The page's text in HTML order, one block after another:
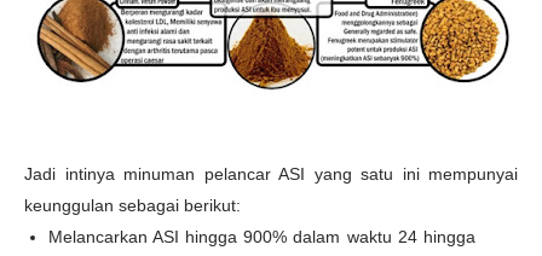
Jadi intinya minuman pelancar ASI yang satu ini mempunyai
keunggulan sebagai berikut:
Melancarkan ASI hingga 900% dalam waktu 24 hingga